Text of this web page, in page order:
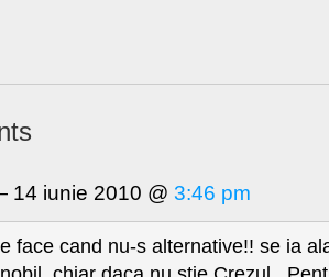
14 iunie 2010 @ 3:46 pm
face cand nu-s alternative!! se ia